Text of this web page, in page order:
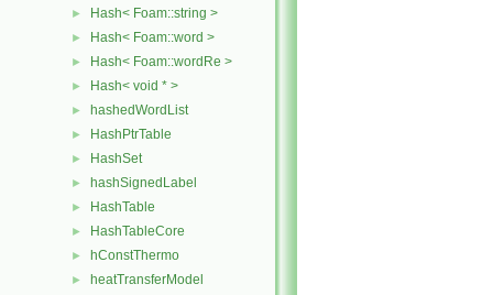
► Hash< Foam::string >
► Hash< Foam::word >
► Hash< Foam::wordRe >
► Hash< void * >
► hashedWordList
► HashPtrTable
► HashSet
► hashSignedLabel
► HashTable
► HashTableCore
► hConstThermo
► heatTransferModel